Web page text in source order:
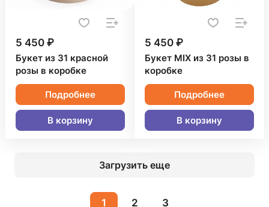
5 450 ₽
Букет из 31 красной
розы в коробке
Подробнее
В корзину
5 450 ₽
Букет MIX из 31 розы в
коробке
Подробнее
В корзину
Загрузить еще
1 2 3